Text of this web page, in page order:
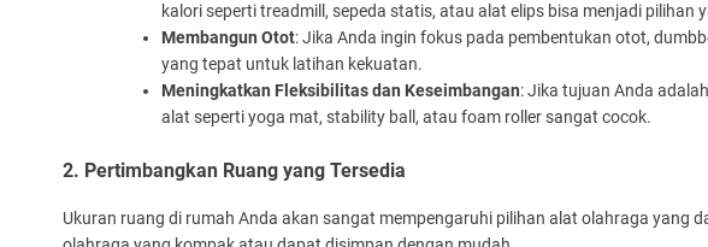
kalori seperti treadmill, sepeda statis, atau alat elips bisa menjadi pilihan
Membangun Otot: Jika Anda ingin fokus pada pembentukan otot,
yang tepat untuk latihan kekuatan.
Meningkatkan Fleksibilitas dan Keseimbangan: Jika tujuan Anda
alat seperti yoga mat, stability ball, atau foam roller sangat cocok.
2. Pertimbangkan Ruang yang Tersedia
Ukuran ruang di rumah Anda akan sangat mempengaruhi pilihan alat olahraga yang